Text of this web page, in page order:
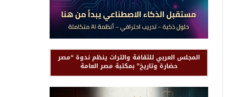
المجلس العربي للثقافة والتراث ينظم ندوة “مصر
حضارة وتاريخ” بمكتبة مصر العامة